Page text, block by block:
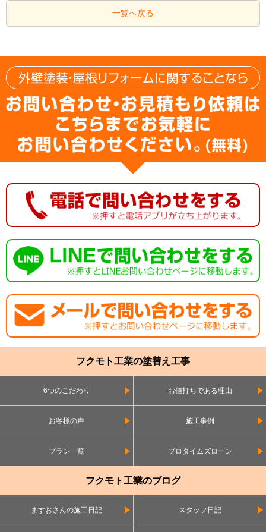
一覧へ戻る
フクモト工業の塗替え工事
6つのこだわり お値打ちである理由
お客様の声 施工事例
プラン一覧 プロタイムズローン
フクモト工業のブログ
ますおさんの施工日記 スタッフ日記